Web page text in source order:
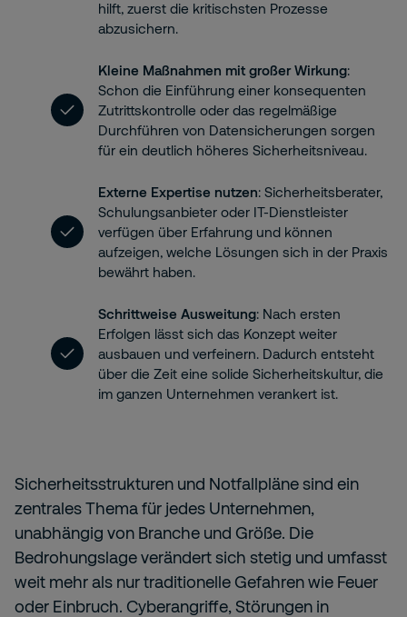
hilft, zuerst die kritischsten Prozesse
abzusichern.
Kleine Maßnahmen mit großer Wirkung:
Schon die Einführung einer konsequenten
Zutrittskontrolle oder das regelmäßige
Durchführen von Datensicherungen sorgen
für ein deutlich höheres Sicherheitsniveau.
Externe Expertise nutzen: Sicherheitsberater,
Schulungsanbieter oder IT-Dienstleister
verfügen über Erfahrung und können
aufzeigen, welche Lösungen sich in der Praxis
bewährt haben.
Schrittweise Ausweitung: Nach ersten
Erfolgen lässt sich das Konzept weiter
ausbauen und verfeinern. Dadurch entsteht
über die Zeit eine solide Sicherheitskultur, die
im ganzen Unternehmen verankert ist.
Sicherheitsstrukturen und Notfallpläne sind ein
zentrales Thema für jedes Unternehmen,
unabhängig von Branche und Größe. Die
Bedrohungslage verändert sich stetig und umfasst
weit mehr als nur traditionelle Gefahren wie Feuer
oder Einbruch. Cyberangriffe, Störungen in